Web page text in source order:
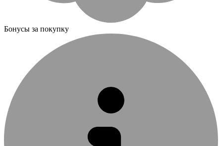
Бонусы за покупку